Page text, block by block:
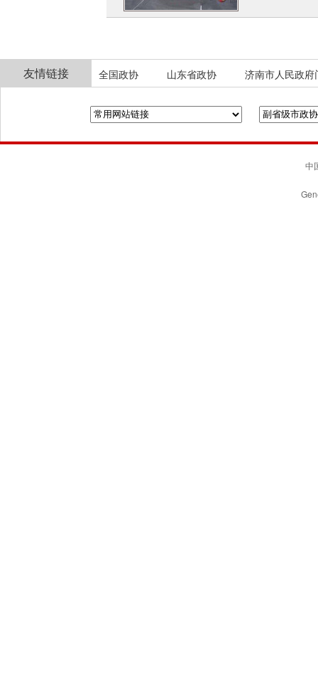
友情链接 全国政协 山东省政协 济南市人民政府
中